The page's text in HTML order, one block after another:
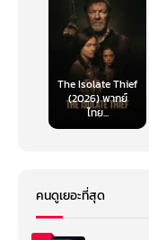
The Isolate Thief
(2026) พากย์
ไทย...
คนดูเยอะที่สุด